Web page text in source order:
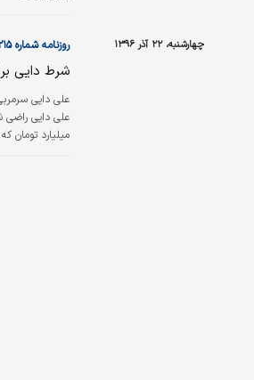
چهارشنبه، ۲۲ آذر ۱۳۹۶ روزنامه شماره ۴۲۱۵
شرط دایی
علی دایی
علی دایی راضی
میلیارد تومان